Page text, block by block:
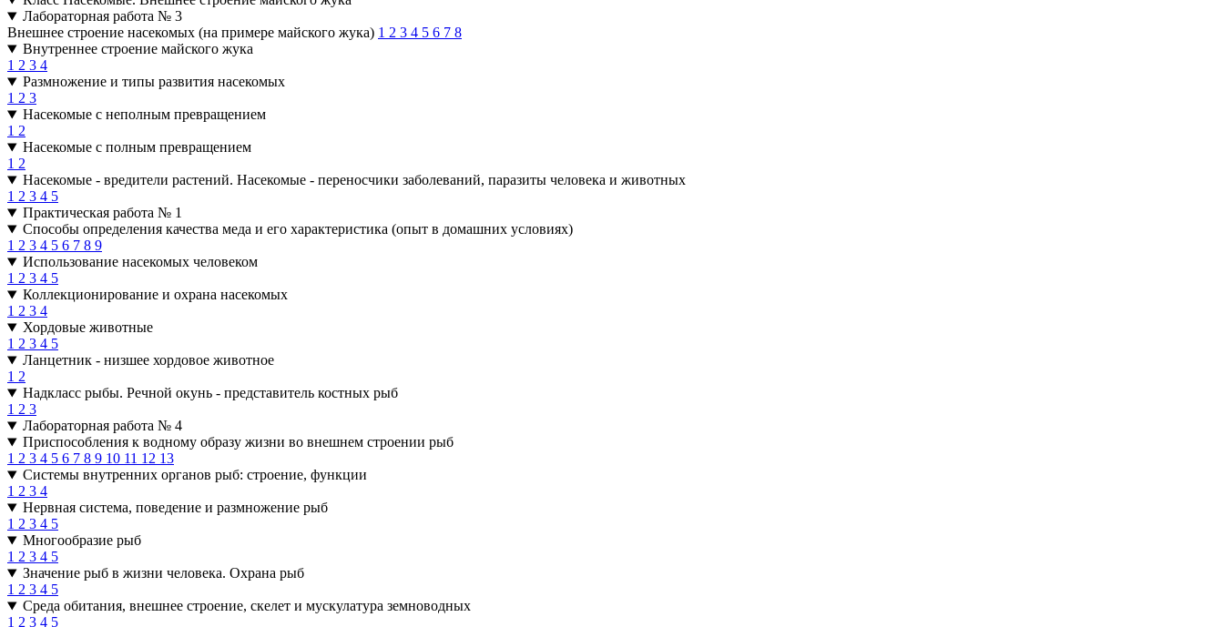
Лабораторная работа № 3
Внешнее строение насекомых (на примере майского жука) 1 2 3 4 5 6 7 8
Внутреннее строение майского жука
1 2 3 4
Размножение и типы развития насекомых
1 2 3
Насекомые с неполным превращением
1 2
Насекомые с полным превращением
1 2
Насекомые - вредители растений. Насекомые - переносчики заболеваний, паразиты человека и животных
1 2 3 4 5
Практическая работа № 1
Способы определения качества меда и его характеристика (опыт в домашних условиях)
1 2 3 4 5 6 7 8 9
Использование насекомых человеком
1 2 3 4 5
Коллекционирование и охрана насекомых
1 2 3 4
Хордовые животные
1 2 3 4 5
Ланцетник - низшее хордовое животное
1 2
Надкласс рыбы. Речной окунь - представитель костных рыб
1 2 3
Лабораторная работа № 4
Приспособления к водному образу жизни во внешнем строении рыб
1 2 3 4 5 6 7 8 9 10 11 12 13
Системы внутренних органов рыб: строение, функции
1 2 3 4
Нервная система, поведение и размножение рыб
1 2 3 4 5
Многообразие рыб
1 2 3 4 5
Значение рыб в жизни человека. Охрана рыб
1 2 3 4 5
Среда обитания, внешнее строение, скелет и мускулатура земноводных
1 2 3 4 5